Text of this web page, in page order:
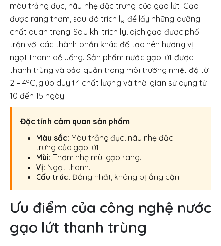
màu trắng đục, nâu nhẹ đặc trưng của gạo lứt. Gạo
được rang thơm, sau đó trích ly để lấy những dưỡng
chất quan trọng. Sau khi trích ly, dịch gạo được phối
trộn với các thành phần khác để tạo nên hương vị
ngọt thanh dễ uống. Sản phẩm nước gạo lứt được
thanh trùng và bảo quản trong môi trường nhiệt độ từ
2 – 4oC, giúp duy trì chất lượng và thời gian sử dụng từ
10 đến 15 ngày.
Đặc tính cảm quan sản phẩm
Màu sắc: Màu trắng đục, nâu nhẹ đặc
trưng của gạo lứt.
Mùi: Thơm nhẹ mùi gạo rang.
Vị: Ngọt thanh.
Cấu trúc: Đồng nhất, không bị lắng cặn.
Ưu điểm của công nghệ nước
gạo lứt thanh trùng